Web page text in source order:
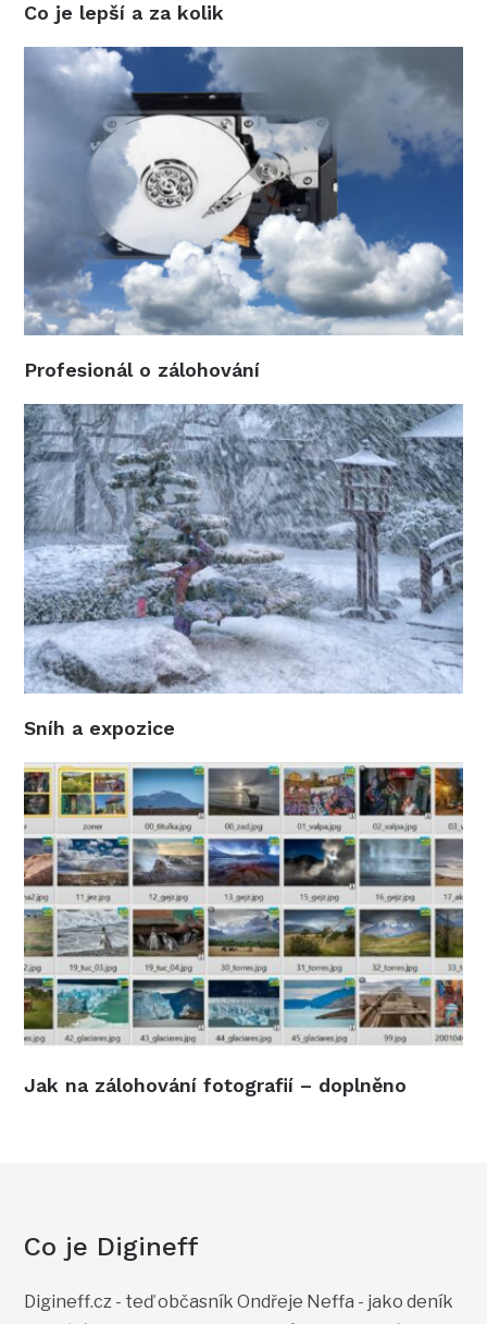
Co je lepší a za kolik
Profesionál o zálohování
Sníh a expozice
Jak na zálohování fotografií – doplněno
Co je Digineff
Digineff.cz - teď občasník Ondřeje Neffa - jako deník